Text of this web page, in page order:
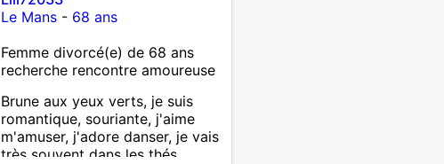
Le Mans - 68 ans
Femme divorcé(e) de 68 ans
recherche rencontre amoureuse
Brune aux yeux verts, je suis
romantique, souriante, j'aime
m'amuser, j'adore danser, je vais
très souvent dans les thés